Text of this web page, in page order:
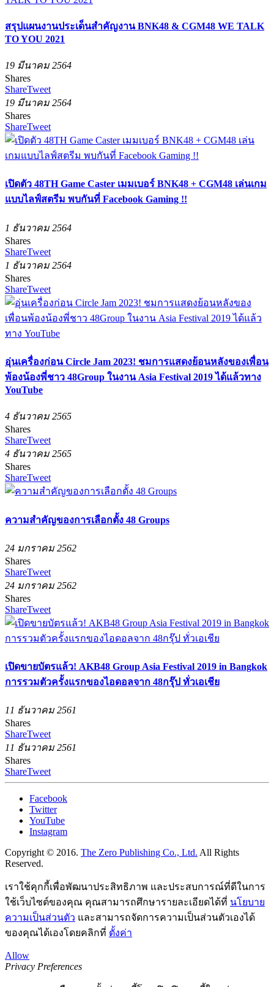
สรุปแผนงานประเด็นสำคัญงาน BNK48 & CGM48 WE TALK
TO YOU 2021
19 มีนาคม 2564
Shares
ShareTweet
19 มีนาคม 2564
Shares
ShareTweet
เปิดตัว 48TH Game Caster เมมเบอร์ BNK48 + CGM48 เล่นเกม
แบบไลฟ์สตรีม พบกันที่ Facebook Gaming !!
1 ธันวาคม 2564
Shares
ShareTweet
1 ธันวาคม 2564
Shares
ShareTweet
อุ่นเครื่องก่อน Circle Jam 2023! ชมการแสดงย้อนหลังของเพื่อน
พ้องน้องพี่ชาว 48Group ในงาน Asia Festival 2019 ได้แล้วทาง
YouTube
4 ธันวาคม 2565
Shares
ShareTweet
4 ธันวาคม 2565
Shares
ShareTweet
ความสำคัญของการเลือกตั้ง 48 Groups
24 มกราคม 2562
Shares
ShareTweet
24 มกราคม 2562
Shares
ShareTweet
เปิดขายบัตรแล้ว! AKB48 Group Asia Festival 2019 in Bangkok
การรวมตัวครั้งแรกของไอดอลจาก 48กรุ๊ป ทั่วเอเชีย
11 ธันวาคม 2561
Shares
ShareTweet
11 ธันวาคม 2561
Shares
ShareTweet
Facebook
Twitter
YouTube
Instagram
Copyright © 2016. The Zero Publishing Co., Ltd. All Rights
Reserved.
เราใช้คุกกี้เพื่อพัฒนาประสิทธิภาพ และประสบการณ์ที่ดีในการ
ใช้เว็บไซต์ของคุณ คุณสามารถศึกษารายละเอียดได้ที่ นโยบาย
ความเป็นส่วนตัว และสามารถจัดการความเป็นส่วนตัวเองได้
ของคุณได้เองโดยคลิกที่ ตั้งค่า
Allow
Privacy Preferences